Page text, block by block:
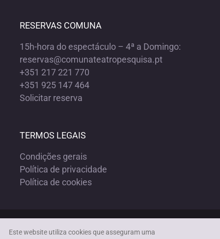
RESERVAS COMUNA
15h-hora do espectáculo – 4ª a Domingo:
reservas@comunateatropesquisa.pt
+351 217 221 770
+351 925 147 464
Solicitar reserva
TERMOS LEGAIS
Condições gerais
Política de privacidade
Política de cookies
direitos reservados |Acessibilidade
Este website utiliza cookies que asseguram uma